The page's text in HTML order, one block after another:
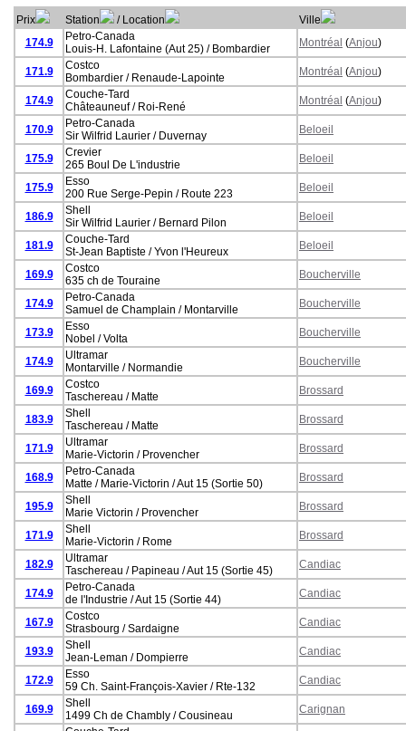
Prix Station / Location
Ville
174.9
Petro-Canada
Louis-H. Lafontaine (Aut 25) / Bombardier
Montréal (Anjou)
171.9
Costco
Bombardier / Renaude-Lapointe
Montréal (Anjou)
174.9
Couche-Tard
Châteauneuf / Roi-René
Montréal (Anjou)
170.9
Petro-Canada
Sir Wilfrid Laurier / Duvernay
Beloeil
175.9
Crevier
265 Boul De L'industrie
Beloeil
175.9
Esso
200 Rue Serge-Pepin / Route 223
Beloeil
186.9
Shell
Sir Wilfrid Laurier / Bernard Pilon
Beloeil
181.9
Couche-Tard
St-Jean Baptiste / Yvon l'Heureux
Beloeil
169.9
Costco
635 ch de Touraine
Boucherville
174.9
Petro-Canada
Samuel de Champlain / Montarville
Boucherville
173.9
Esso
Nobel / Volta
Boucherville
174.9
Ultramar
Montarville / Normandie
Boucherville
169.9
Costco
Taschereau / Matte
Brossard
183.9
Shell
Taschereau / Matte
Brossard
171.9
Ultramar
Marie-Victorin / Provencher
Brossard
168.9
Petro-Canada
Matte / Marie-Victorin / Aut 15 (Sortie 50)
Brossard
195.9
Shell
Marie Victorin / Provencher
Brossard
171.9
Shell
Marie-Victorin / Rome
Brossard
182.9
Ultramar
Taschereau / Papineau / Aut 15 (Sortie 45)
Candiac
174.9
Petro-Canada
de l'Industrie / Aut 15 (Sortie 44)
Candiac
167.9
Costco
Strasbourg / Sardaigne
Candiac
193.9
Shell
Jean-Leman / Dompierre
Candiac
172.9
Esso
59 Ch. Saint-François-Xavier / Rte-132
Candiac
169.9
Shell
1499 Ch de Chambly / Cousineau
Carignan